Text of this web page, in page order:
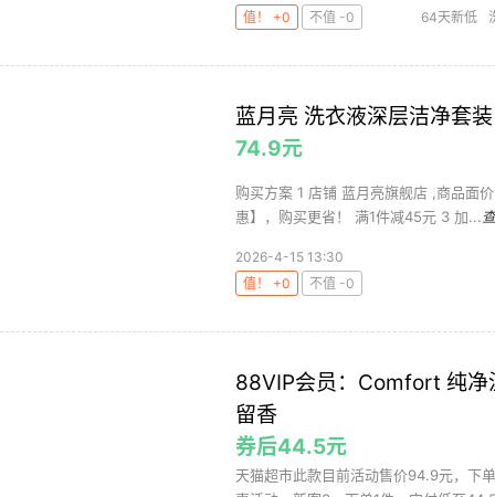
值！ +0
不值 -0 64天新低
蓝月亮 洗衣液深层洁净套
74.9元
购买方案 1 店铺 蓝月亮旗舰店 ,商品面
惠】，购买更省！ 满1件减45元 3 加...
2026-4-15 13:30
值！ +0
不值 -0
88VIP会员：Comfort 纯
留香
券后44.5元
天猫超市此款目前活动售价94.9元，下